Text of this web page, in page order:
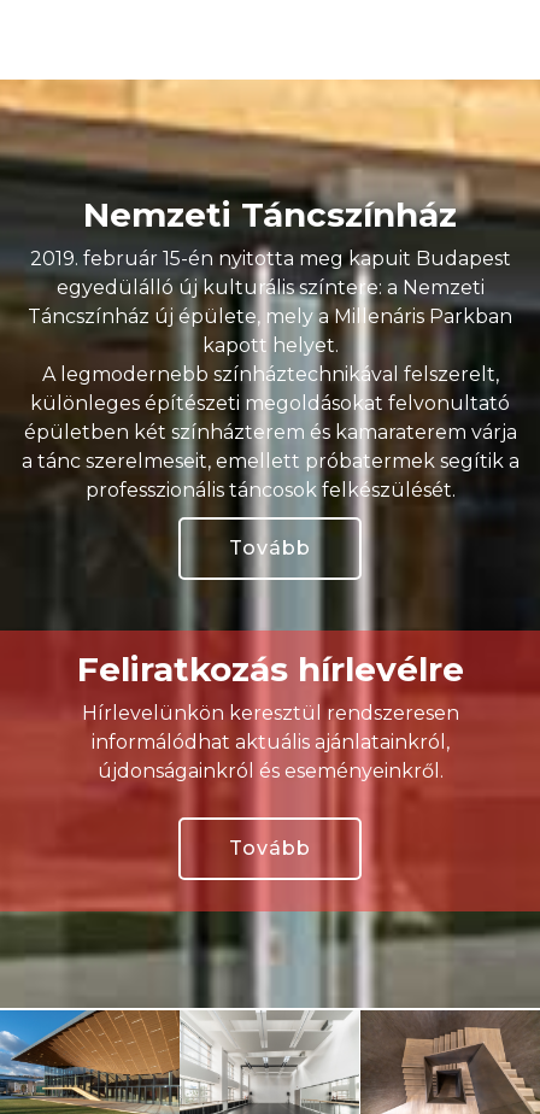
Nemzeti Táncszínház
2019. február 15-én nyitotta meg kapuit Budapest
egyedülálló új kulturális színtere: a Nemzeti
Táncszínház új épülete, mely a Millenáris Parkban
kapott helyet.
A legmodernebb színháztechnikával felszerelt,
különleges építészeti megoldásokat felvonultató
épületben két színházterem és kamaraterem várja
a tánc szerelmeseit, emellett próbatermek segítik a
professzionális táncosok felkészülését.
Tovább
Feliratkozás hírlevélre
Hírlevelünkön keresztül rendszeresen
informálódhat aktuális ajánlatainkról,
újdonságainkról és eseményeinkről.
Tovább